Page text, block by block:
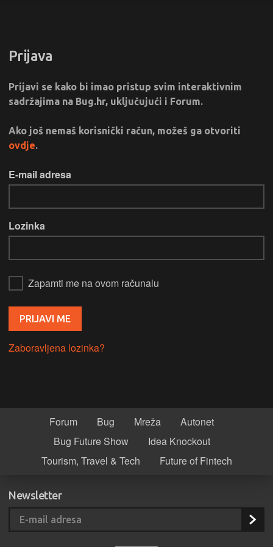
Prijava
Prijavi se kako bi imao pristup svim interaktivnim
sadržajima na Bug.hr, uključujući i Forum.
Ako još nemaš korisnički račun, možeš ga otvoriti
ovdje.
E-mail adresa
Lozinka
Zapamti me na ovom računalu
Zaboravljena lozinka?
Forum Bug Mreža
Autonet
Bug Future Show
Idea Knockout
Tourism, Travel & Tech
Future of Fintech
Newsletter